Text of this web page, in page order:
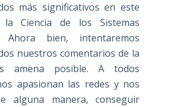
más significativos en este
Ciencia de los Sistemas
Ahora bien, intentaremos
nuestros comentarios de la
amena posible. A todos
apasionan las redes y nos
alguna manera, conseguir